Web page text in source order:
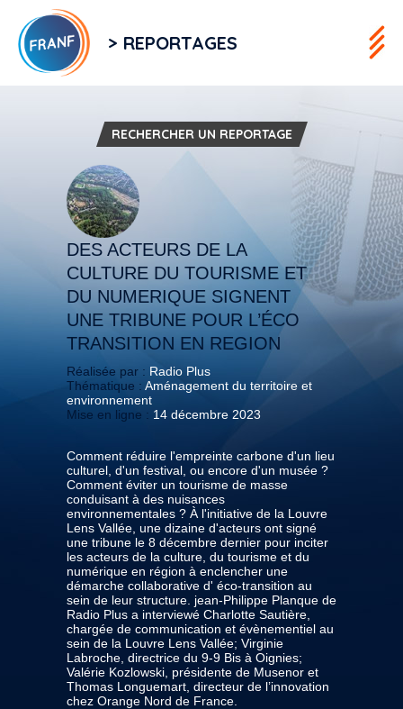
> REPORTAGES
RECHERCHER UN REPORTAGE
DES ACTEURS DE LA
CULTURE DU TOURISME ET
DU NUMERIQUE SIGNENT
UNE TRIBUNE POUR L’ÉCO
TRANSITION EN REGION
Réalisée par : Radio Plus
Thématique : Aménagement du territoire et
environnement
Mise en ligne : 14 décembre 2023
Comment réduire l'empreinte carbone d'un lieu
culturel, d'un festival, ou encore d'un musée ?
Comment éviter un tourisme de masse
conduisant à des nuisances
environnementales ? À l'initiative de la Louvre
Lens Vallée, une dizaine d'acteurs ont signé
une tribune le 8 décembre dernier pour inciter
les acteurs de la culture, du tourisme et du
numérique en région à enclencher une
démarche collaborative d' éco-transition au
sein de leur structure. jean-Philippe Planque de
Radio Plus a interviewé Charlotte Sautière,
chargée de communication et évènementiel au
sein de la Louvre Lens Vallée; Virginie
Labroche, directrice du 9-9 Bis à Oignies;
Valérie Kozlowski, présidente de Musenor et
Thomas Longuemart, directeur de l’innovation
chez Orange Nord de France.